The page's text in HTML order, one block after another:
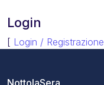
Login
[ Login / Registrazione